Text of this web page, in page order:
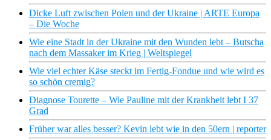
Dicke Luft zwischen Polen und der Ukraine | ARTE Europa
– Die Woche
Wie eine Stadt in der Ukraine mit den Wunden lebt – Butscha
nach dem Massaker im Krieg | Weltspiegel
Wie viel echter Käse steckt im Fertig-Fondue und wie wird es
so schön cremig?
Diagnose Tourette – Wie Pauline mit der Krankheit lebt I 37
Grad
Früher war alles besser? Kevin lebt wie in den 50ern | reporter